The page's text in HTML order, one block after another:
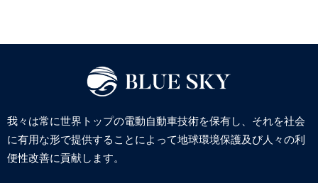
我々は常に世界トップの電動自動車技術を保有し、それを社会
に有用な形で提供することによって地球環境保護及び人々の利
便性改善に貢献します。